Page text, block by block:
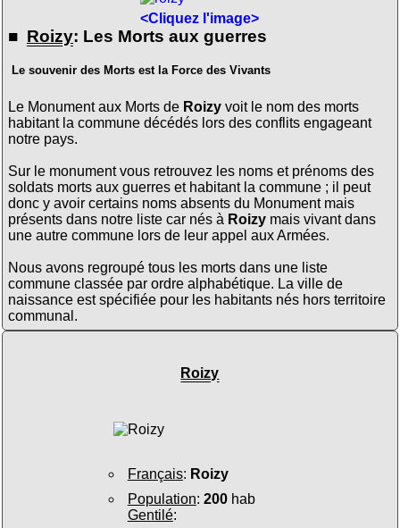
<Cliquez l'image>
■ Roizy: Les Morts aux guerres
Le souvenir des Morts est la Force des Vivants
Le Monument aux Morts de Roizyvoit le nom des morts
habitant la commune décédés lors des conflits engageant
notre pays.
Sur le monument vous retrouvez les noms et prénoms des
soldats morts aux guerres et habitant la commune ; il peut
donc y avoir certains noms absents du Monument mais
présents dans notre liste car nés à Roizymais vivant dans
une autre commune lors de leur appel aux Armées.
Nous avons regroupé tous les morts dans une liste
commune classée par ordre alphabétique. La ville de
naissance est spécifiée pour les habitants nés hors territoire
communal.
Roizy
Français: Roizy
Population: 200hab
Gentilé: